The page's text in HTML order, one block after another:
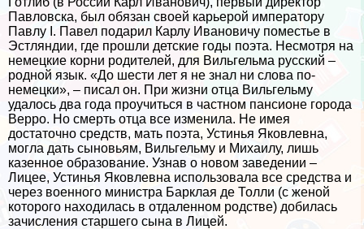
Павловска, был обязан своей карьерой императору
Павлу I. Павел подарил Карлу Ивановичу поместье в
Эстляндии, где прошли детские годы поэта. Несмотря на
немецкие корни родителей, для Вильгельма русский –
родной язык. «До шести лет я не знал ни слова по-
немецки», – писал он. При жизни отца Вильгельму
удалось два года проучиться в частном пансионе города
Верро. Но cмepть отца все изменила. Не имея
достаточно средств, мать поэта, Устинья Яковлевна,
могла дать сыновьям, Вильгельму и Михаилу, лишь
казенное образование. Узнав о новом заведении –
Лицее, Устинья Яковлевна использовала все средства и
через военного министра Барклая де Толли (с женой
которого находилась в отдаленном родстве) добилась
зачисления старшего сына в Лицей.